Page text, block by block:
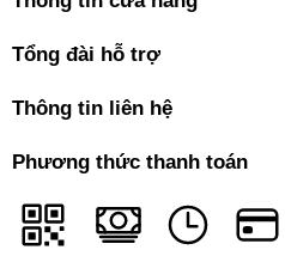
Tổng đài hỗ trợ
Thông tin liên hệ
Phương thức thanh toán